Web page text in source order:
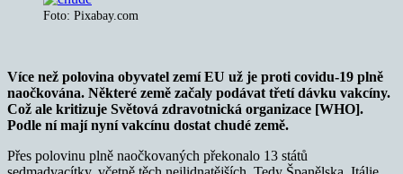
Foto: Pixabay.com
Více než polovina obyvatel zemí EU už je proti covidu-19 plně
naočkována. Některé země začaly podávat třetí dávku vakcíny.
Což ale kritizuje Světová zdravotnická organizace [WHO].
Podle ní mají nyní vakcínu dostat chudé země.
Přes polovinu plně naočkovaných překonalo 13 států